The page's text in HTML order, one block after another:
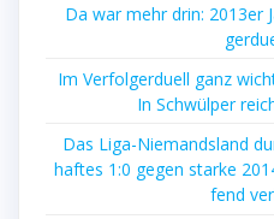
Da war mehr drin: 2013er
Im Ver­fol­ger­du­ell ganz
In Schwül­per
Das Liga-Nie­mands­land
haf­tes 1:0 gegen star­ke
fend